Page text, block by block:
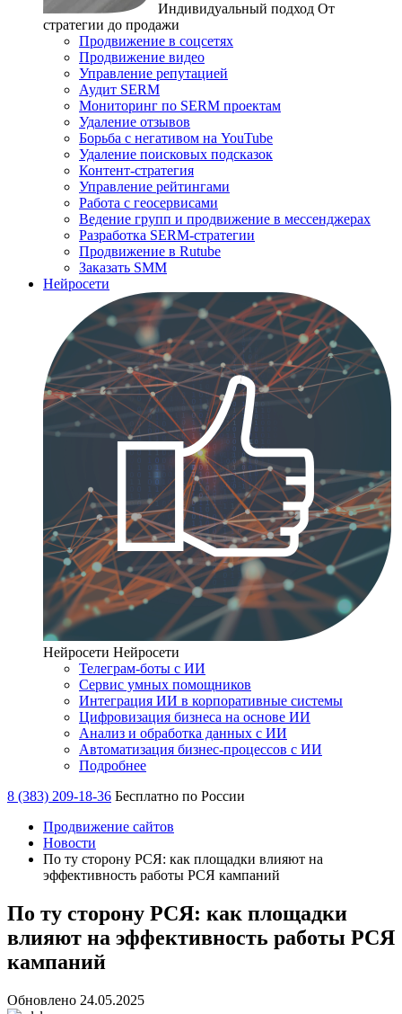
Индивидуальный подход От
стратегии до продажи
Продвижение в соцсетях
Продвижение видео
Управление репутацией
Аудит SERM
Мониторинг по SERM проектам
Удаление отзывов
Борьба с негативом на YouTube
Удаление поисковых подсказок
Контент-стратегия
Управление рейтингами
Работа с геосервисами
Ведение групп и продвижение в мессенджерах
Разработка SERM-стратегии
Продвижение в Rutube
Заказать SMM
Нейросети
Нейросети Нейросети
Телеграм-боты с ИИ
Сервис умных помощников
Интеграция ИИ в корпоративные системы
Цифровизация бизнеса на основе ИИ
Анализ и обработка данных с ИИ
Автоматизация бизнес-процессов с ИИ
Подробнее
8 (383) 209-18-36 Бесплатно по России
Продвижение сайтов
Новости
По ту сторону РСЯ: как площадки влияют на
эффективность работы РСЯ кампаний
По ту сторону РСЯ: как площадки
влияют на эффективность работы РСЯ
кампаний
Обновлено 24.05.2025